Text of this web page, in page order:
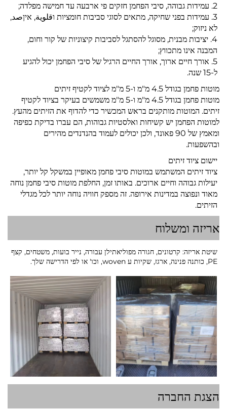
2. עמידות גבוהה, סיבי הפחמן חזקים פי ארבעה עד חמישה מפלדה;
3. עמידות בפני שחיקה, מתאים לסוגי סביבות חומציות וقلوية, איןصد,
לא ניזוק;
4. יציבות מבנית, מסוגל להסתגל לסביבות קיצוניות של קור וחום,
המבנה אינו מתכווץ;
5. אורך חיים ארוך, אורך החיים הרגיל של סיבי הפחמן יכול להגיע
ל-15 שנה.
מוטות פחמן בגודל 4.5 מ"מ ו-5 מ"מ לציוד לקטיף זיתים
מוטות פחמן בגודל 4.5 מ"מ ו-5 מ"מ משמשים בעיקר בציוד לקטיף
זיתים. המוטות מותקנים בראש המכשיר כדי להדוף את הזיתים מהעץ.
למוטות הפחמן יש קשיחות ואלסטיות גבוהות, הם עברו בדיקת כפיפה
ומאמץ של 90 פאונד, ולכן יכולים לעמוד בהנדנדים מהירים
ובהשפעות.
יישום ציוד זיתים
ציוד זיתים המשתמש במוטות סיבי פחמן מאופיין במשקל קל יותר,
יעילות גבוהה וחיים ארוכים. באותו זמן, החלפת מוטות סיבי פחמן נוחה
מאוד ונפוצה במדינות אירופה. זה מספק חוויה נוחה יותר לכל מגדלי
הזיתים.
אריזה ומשלוח
שיטת אריזה: קרטונים, חגורה מפוליאתילן עבורה, נייר בועות, משטחים, קצף
PE, כותנה פנינה, ארגז, שקיות ע woven, וכו' או לפי הדרישה שלך.
הצגת החברה